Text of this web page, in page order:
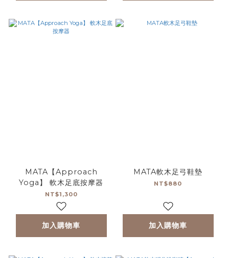
MATA【Approach
Yoga】 軟木足底按摩器
NT$1,300
加入購物車
MATA軟木足弓鞋墊
NT$880
加入購物車